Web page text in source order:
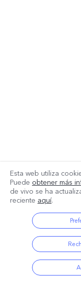
Esta web utiliza
Puede obtener más
de vivo se ha
reciente aquí.